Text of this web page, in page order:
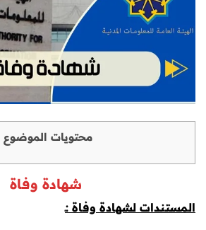
محتويات الموضوع
شهادة وفاة
المستندات لشهادة وفاة :ـ